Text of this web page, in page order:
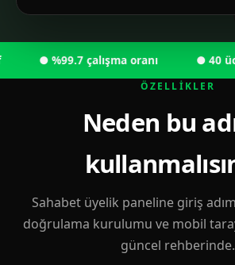
● %99.7 çalışma oranı ● 40
ÖZELLIKLER
Neden bu
Sahabet üyelik paneline giriş
doğrulama kurulumu ve mobil
güncel rehberinde.